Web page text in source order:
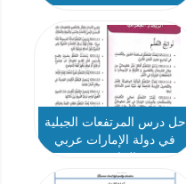
حل درس المرتفعات الجبلية
في دولة الإمارات عربي